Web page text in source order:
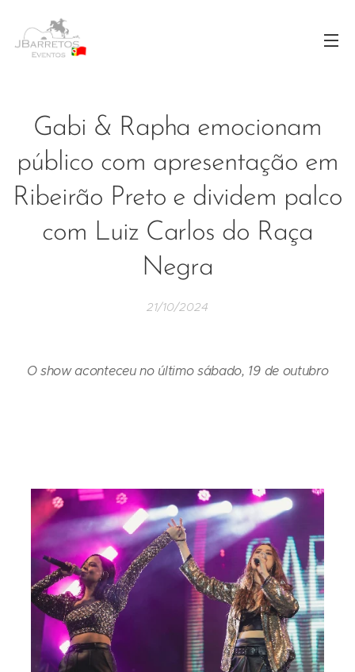
Gabi & Rapha emocionam
público com apresentação em
Ribeirão Preto e dividem palco
com Luiz Carlos do Raça
Negra
21/10/2024
O show aconteceu no último sábado, 19 de outubro